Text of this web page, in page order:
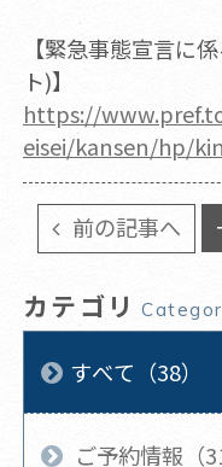
【緊急事態宣言に
ト)】
https://
eisei/kansen/hp/
前の記事へ
カテゴリ
すべて（38）
ご予約情報（